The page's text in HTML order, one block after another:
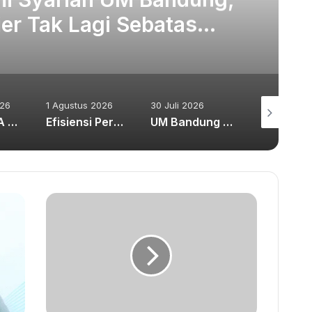
Tak Lagi Sebatas
Hibah BIMA Dorong Inovasi Prodi Teknologi Pangan UM Bandung Kembangkan Pangan Fungsional Berbasis Rempah
1 Agustus 2026
Efisiensi Perpusnas Dinilai Berisiko Melemahkan Ekosistem Riset dan Literasi Nasional
30 Juli 2026
UM Bandung dan Rumah Zakat Dorong Revolusi Literasi Lingkungan dari Desa